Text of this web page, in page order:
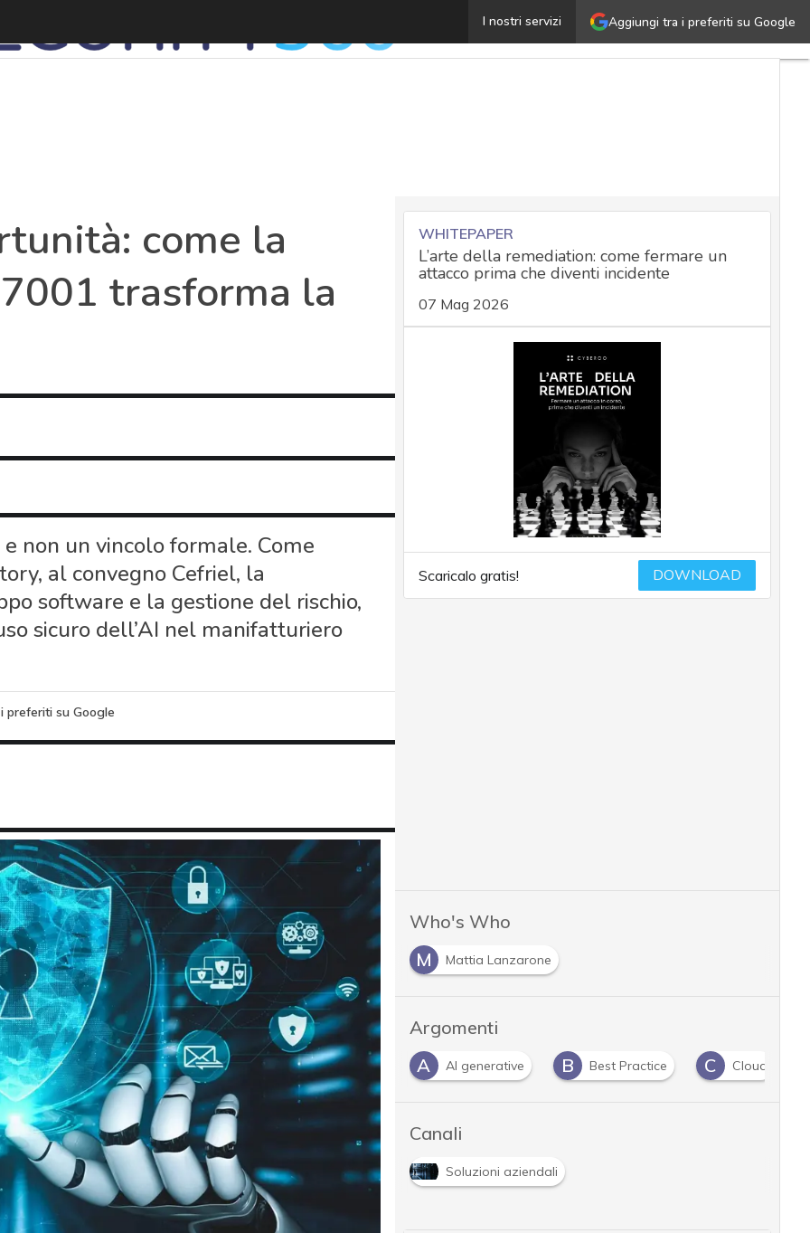
Aggiungi tra i preferiti su Google
I nostri servizi
Dal rischio all’opportunità: come la certificazione ISO
come la
trasforma la
non un vincolo formale. Come
al convegno Cefriel, la
software e la gestione del rischio,
sicuro dell’AI nel manifatturiero
preferiti su Google
WHITEPAPER
L’arte della remediation: come fermare un
attacco prima che diventi incidente
07 Mag 2026
Scaricalo gratis! DOWNLOAD
Who's Who
M
Mattia Lanzarone
Argomenti
A
AI AI generative B Best Practice C Cloud D Data Protection
Canali
Soluzioni aziendali